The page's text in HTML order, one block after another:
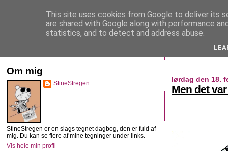
StineStregen
lørdag den 18.
Men det
Om mig
StineStregen
StineStregen er en slags tegnet dagbog, den er fuld af
mig. Du kan se flere af mine tegninger under links.
Vis hele min profil
This site uses cookies from Google to deliver its
are shared with Google along with performance
statistics, and to detect and address abuse.